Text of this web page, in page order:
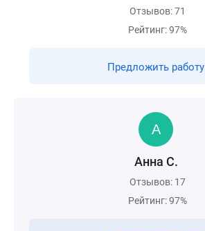
Отзывов: 71
Рейтинг: 97%
Предложить работу
Анна С.
Отзывов: 17
Рейтинг: 97%